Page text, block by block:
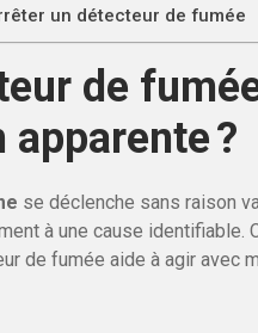
un détecteur de fumée
de
?
se déclenche sans raison
à une cause identifiable.
de fumée aide à agir avec